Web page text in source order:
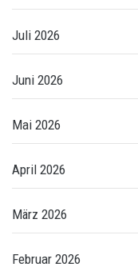
Juli 2026
Juni 2026
Mai 2026
April 2026
März 2026
Februar 2026